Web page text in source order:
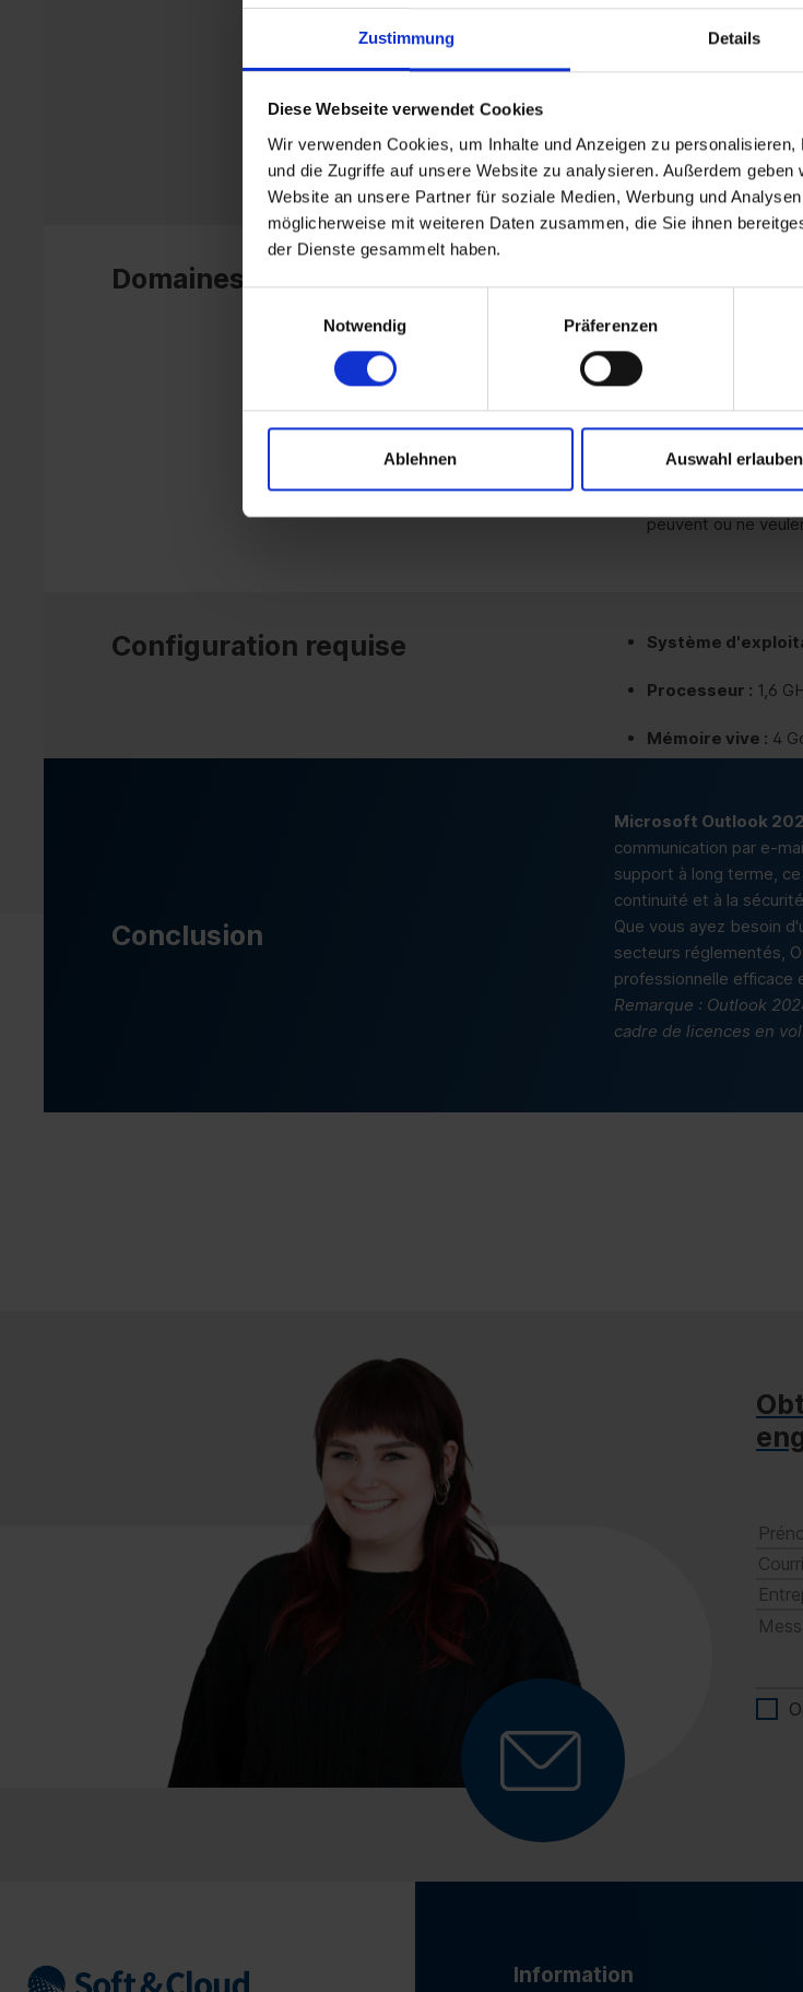
Zustimmung Details
Diese Webseite verwendet Cookies
Wir verwenden Cookies, um Inhalte und Anzeigen zu
und die Zugriffe auf unsere Website zu analysieren. Außerdem
Website an unsere Partner für soziale Medien, Werbung und
möglicherweise mit weiteren Daten zusammen, die Sie ihnen
der Dienste gesammelt haben.
Notwendig
Präferenzen
Ablehnen Auswahl erlauben
pour les employés
l'industrie (DSGVO,
Domaines d’application
Entreprises de
nécessitent des
Secteur de la
élevées en
Entreprises avec
peuvent ou ne
Configuration requise Système
Processeur : 1,6
Mémoire vive : 4
Conclusion
Microsoft Outlook
communication par e-
support à long terme,
continuité et à la
Que vous ayez besoin
secteurs réglementés,
professionnelle efficace
Remarque : Outlook
cadre de licences en
Information